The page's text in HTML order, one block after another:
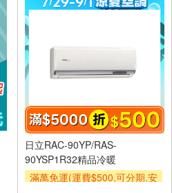
日立RAC-90YP/RAS-
90YSP1R32精品冷暖
滿萬免運(運費$500,可分期,安